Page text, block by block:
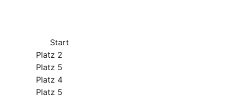
Start
Platz 2
Platz 5
Platz 4
Platz 5